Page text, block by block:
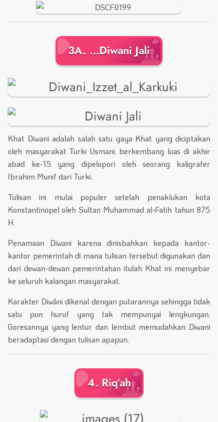
3A. …Diwani Jali
Khat Diwani adalah salah satu gaya Khat yang diciptakan
oleh masyarakat Turki Usmani, berkembang luas di akhir
abad ke-15 yang dipelopori oleh seorang kaligrafer
Ibrahim Munif dari Turki.
Tulisan ini mulai populer setelah penaklukan kota
Konstantinopel oleh Sultan Muhammad al-Fatih tahun 875
H.
Penamaan Diwani karena dinisbahkan kepada kantor-
kantor pemerintah di mana tulisan tersebut digunakan dan
dari dewan-dewan pemerintahan itulah Khat ini menyebar
ke seluruh kalangan masyarakat.
Karakter Diwâni dikenal dengan putarannya sehingga tidak
satu pun huruf yang tak mempunyai lengkungan.
Goresannya yang lentur dan lembut memudahkan Diwani
beradaptasi dengan tulisan apapun.
4. Riq’ah